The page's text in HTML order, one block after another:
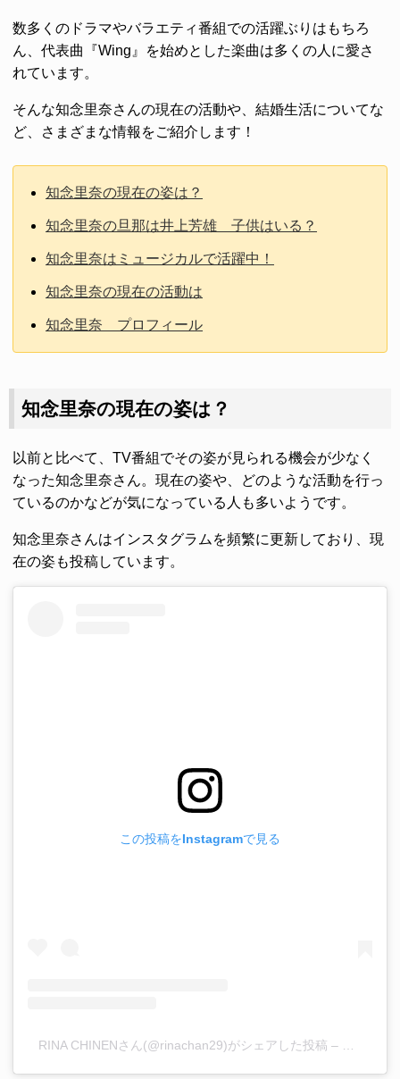
数多くのドラマやバラエティ番組での活躍ぶりはもちろ
ん、代表曲『Wing』を始めとした楽曲は多くの人に愛さ
れています。
そんな知念里奈さんの現在の活動や、結婚生活についてな
ど、さまざまな情報をご紹介します！
知念里奈の現在の姿は？
知念里奈の旦那は井上芳雄 子供はいる？
知念里奈はミュージカルで活躍中！
知念里奈の現在の活動は
知念里奈 プロフィール
知念里奈の現在の姿は？
以前と比べて、TV番組でその姿が見られる機会が少なく
なった知念里奈さん。現在の姿や、どのような活動を行っ
ているのかなどが気になっている人も多いようです。
知念里奈さんはインスタグラムを頻繁に更新しており、現
在の姿も投稿しています。
この投稿をInstagramで見る
RINA CHINENさん(@rinachan29)がシェアした投稿 –